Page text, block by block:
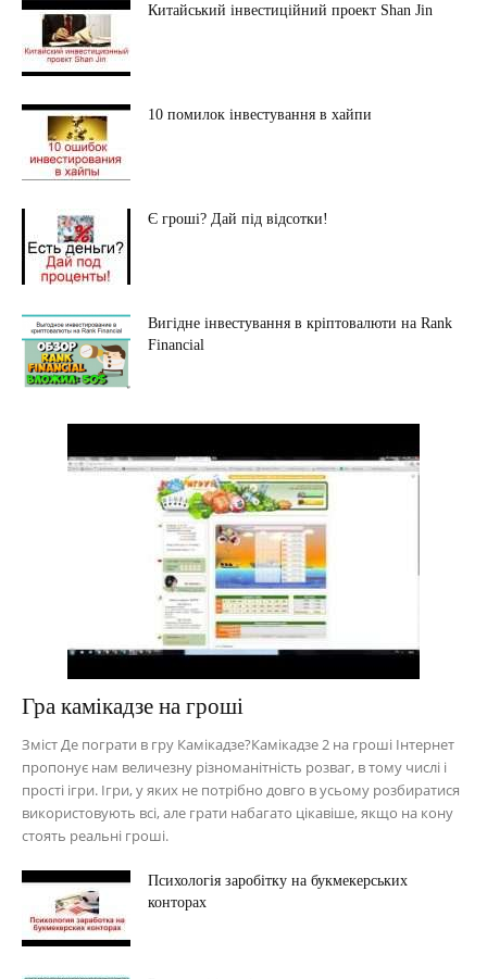
Китайський інвестиційний проект Shan Jin
10 помилок інвестування в хайпи
Є гроші? Дай під відсотки!
Вигідне інвестування в кріптовалюти на Rank
Financial
Гра камікадзе на гроші
Зміст Де пограти в гру Камікадзе?Камікадзе 2 на гроші Інтернет
пропонує нам величезну різноманітність розваг, в тому числі і
прості ігри. Ігри, у яких не потрібно довго в усьому розбиратися
використовують всі, але грати набагато цікавіше, якщо на кону
стоять реальні гроші.
Психологія заробітку на букмекерських
конторах